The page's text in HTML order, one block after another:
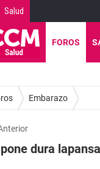
Salud
FOROS
Embarazo
dura